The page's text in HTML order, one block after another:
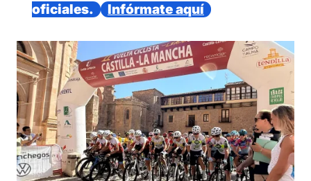
oficiales.
Infórmate aquí